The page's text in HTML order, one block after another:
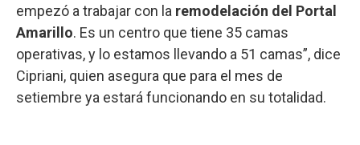
empezó a trabajar con la remodelación del Portal
Amarillo. Es un centro que tiene 35 camas
operativas, y lo estamos llevando a 51 camas”, dice
Cipriani, quien asegura que para el mes de
setiembre ya estará funcionando en su totalidad.